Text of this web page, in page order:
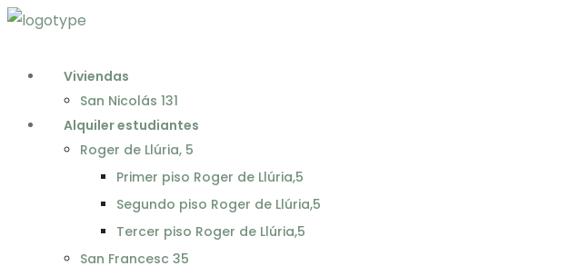
Viviendas
San Nicolás 131
Alquiler estudiantes
Roger de Llúria, 5
Primer piso Roger de Llúria,5​
Segundo piso Roger de Llúria,5​
Tercer piso Roger de Llúria,5​
San Francesc 35